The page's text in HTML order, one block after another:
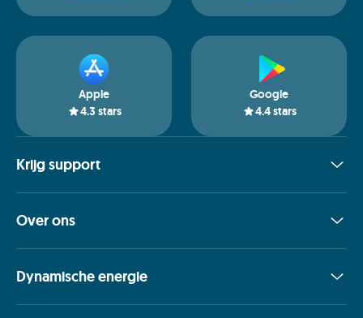
Apple
4.3 stars
Google
4.4stars
Krijg support
Over ons
Dynamische energie